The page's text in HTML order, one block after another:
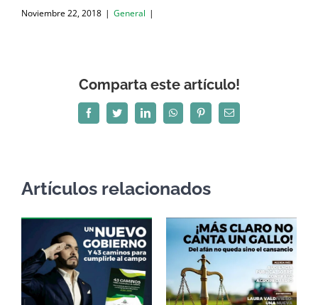
Noviembre 22, 2018 | General |
Comparta este artículo!
FacebookTwitterLinkedInWhatsAppPinterestCorreo
electrónico
Artículos relacionados